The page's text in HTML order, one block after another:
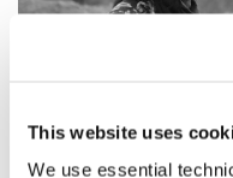
This website uses
We use essential